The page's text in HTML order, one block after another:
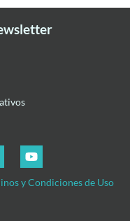
y Condiciones de Uso